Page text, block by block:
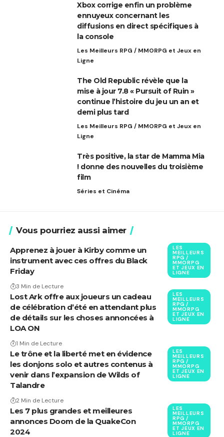
Xbox corrige enfin un problème
ennuyeux concernant les
diffusions en direct spécifiques à
la console
Les Meilleurs RPG / MMORPG et Jeux en
Ligne
The Old Republic révèle que la
mise à jour 7.8 « Pursuit of Ruin »
continue l’histoire du jeu un an et
demi plus tard
Les Meilleurs RPG / MMORPG et Jeux en
Ligne
Très positive, la star de Mamma Mia
! donne des nouvelles du troisième
film
Séries et Cinéma
Vous pourriez aussi aimer
LES
MEILLEURS
RPG /
MMORPG
ET JEUX EN
LIGNE
Apprenez à jouer à Kirby comme un
instrument avec ces offres du Black
Friday
3 Min de Lecture
LES
MEILLEURS
RPG /
MMORPG
ET JEUX EN
LIGNE
Lost Ark offre aux joueurs un cadeau
de célébration d’été en attendant plus
de détails sur les choses annoncées à
LOA ON
1 Min de Lecture
LES
MEILLEURS
RPG /
MMORPG
ET JEUX EN
LIGNE
Le trône et la liberté met en évidence
les donjons solo et autres contenus à
venir dans l’expansion de Wilds of
Talandre
2 Min de Lecture
LES
MEILLEURS
RPG /
MMORPG
ET JEUX EN
LIGNE
Les 7 plus grandes et meilleures
annonces Doom de la QuakeCon
2024